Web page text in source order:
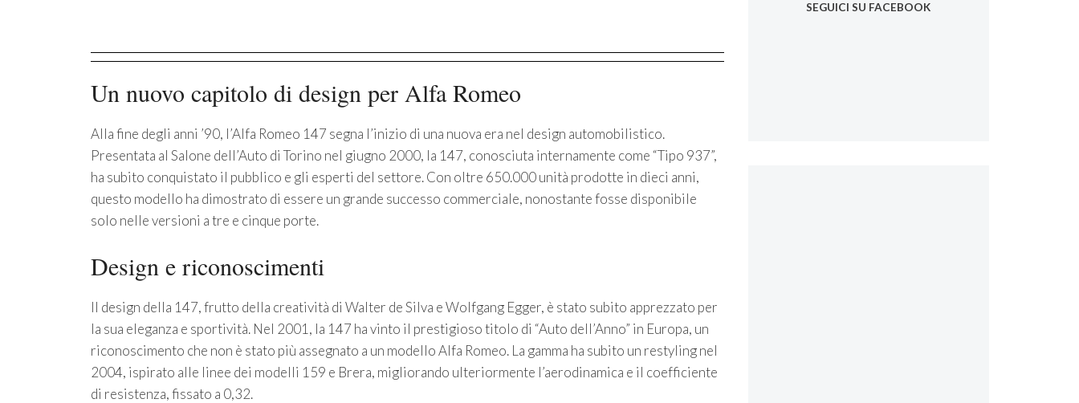
Un nuovo capitolo di design per Alfa Romeo
Alla fine degli anni ’90, l’Alfa Romeo 147 segna l’inizio di una nuova era nel design automobilistico.
Presentata al Salone dell’Auto di Torino nel giugno 2000, la 147, conosciuta internamente come “Tipo 937”,
ha subito conquistato il pubblico e gli esperti del settore. Con oltre 650.000 unità prodotte in dieci anni,
questo modello ha dimostrato di essere un grande successo commerciale, nonostante fosse disponibile
solo nelle versioni a tre e cinque porte.
Design e riconoscimenti
Il design della 147, frutto della creatività di Walter de Silva e Wolfgang Egger, è stato subito apprezzato per
la sua eleganza e sportività. Nel 2001, la 147 ha vinto il prestigioso titolo di “Auto dell’Anno” in Europa, un
riconoscimento che non è stato più assegnato a un modello Alfa Romeo. La gamma ha subito un restyling nel
2004, ispirato alle linee dei modelli 159 e Brera, migliorando ulteriormente l’aerodinamica e il coefficiente
di resistenza, fissato a 0,32.
SEGUICI SU FACEBOOK